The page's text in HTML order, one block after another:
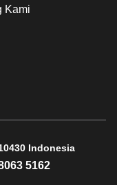
Kami
Indonesia
5162